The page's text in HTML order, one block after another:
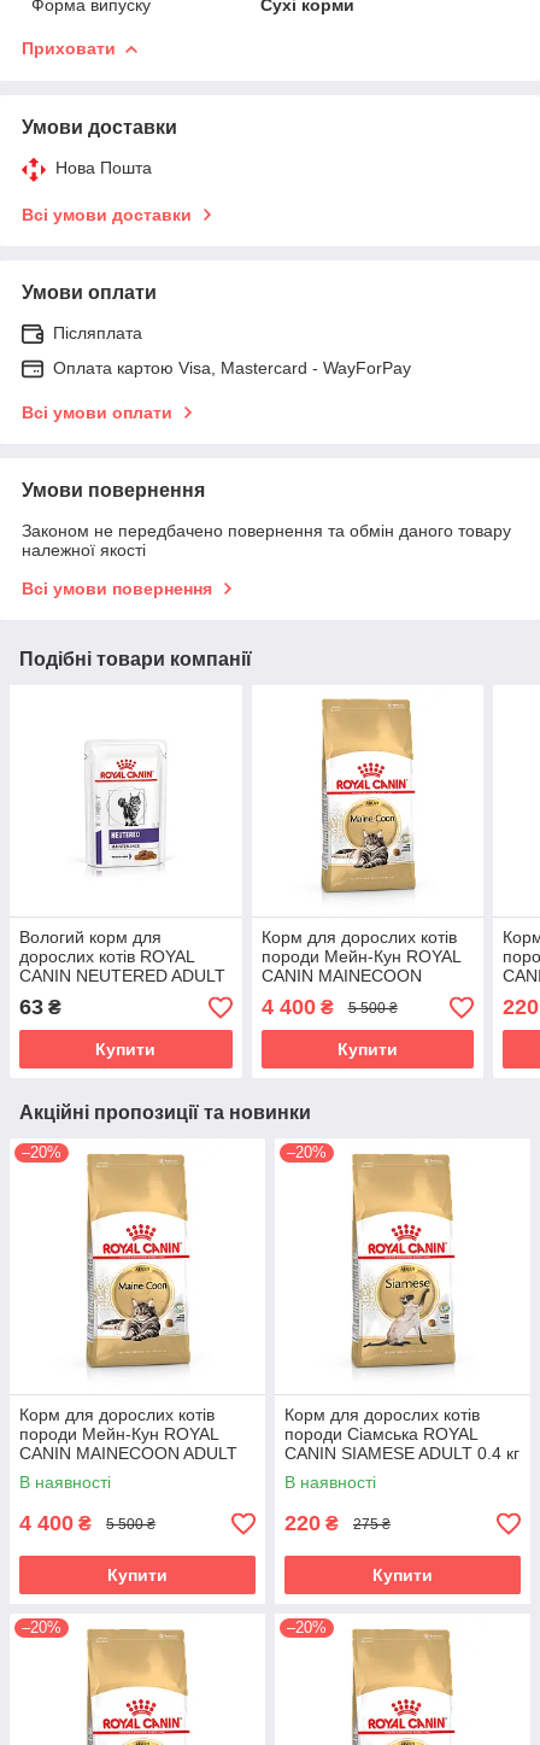
Форма випуску Сухі корми
Приховати
Умови доставки
Нова Пошта
Всі умови доставки
Умови оплати
Післяплата
Оплата картою Visa, Mastercard - WayForPay
Всі умови оплати
Умови повернення
Законом не передбачено повернення та обмін даного товару
належної якості
Всі умови повернення
Подібні товари компанії
Вологий корм для
дорослих котів ROYAL
CANIN NEUTERED ADULT
MAINTENANCE 0.085 кг
63 ₴
Купити
Корм для дорослих котів
породи Мейн-Кун ROYAL
CANIN MAINECOON
ADULT 10.0 кг
4 400₴ 5 500 ₴
Купити
0.4
220
Акційні пропозиції та новинки
–20%
Корм для дорослих котів
породи Мейн-Кун ROYAL
CANIN MAINECOON ADULT
10.0 кг
В наявності
4 400 ₴ 5 500 ₴
Купити
–20%
Корм для дорослих котів
породи Сіамська ROYAL
CANIN SIAMESE ADULT 0.4 кг
В наявності
220 ₴ 275 ₴
Купити
–20% –20%